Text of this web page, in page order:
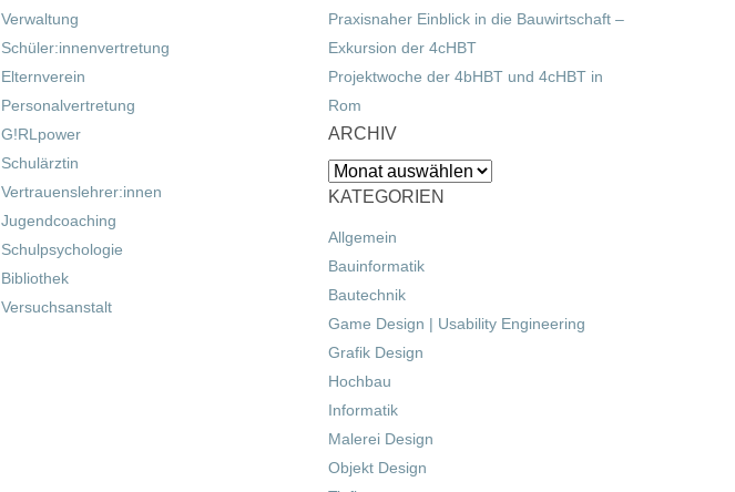
Verwaltung
Schüler:innenvertretung
Elternverein
Personalvertretung
G!RLpower
Schulärztin
Vertrauenslehrer:innen
Jugendcoaching
Schulpsychologie
Bibliothek
Versuchsanstalt
Praxisnaher Einblick in die Bauwirtschaft –
Exkursion der 4cHBT
Projektwoche der 4bHBT und 4cHBT in
Rom
ARCHIV
Archiv
KATEGORIEN
Allgemein
Bauinformatik
Bautechnik
Game Design | Usability Engineering
Grafik Design
Hochbau
Informatik
Malerei Design
Objekt Design